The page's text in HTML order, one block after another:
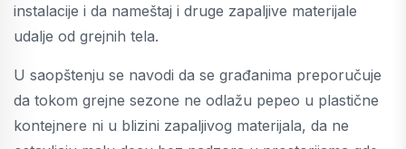
instalacije i da nameštaj i druge zapaljive materijale
udalje od grejnih tela.
U saopštenju se navodi da se građanima preporučuje
da tokom grejne sezone ne odlažu pepeo u plastične
kontejnere ni u blizini zapaljivog materijala, da ne